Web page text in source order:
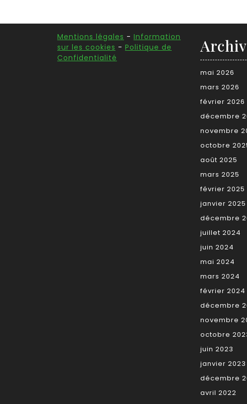
Mentions légales - Information
sur les cookies - Politique de
Confidentialité
mai 2026
mars 2026
février 2026
décembre
novembre
octobre
août 2025
mars 2025
février 2025
janvier 2025
décembre
juillet 2024
juin 2024
mai 2024
mars 2024
février 2024
décembre
novembre
octobre
juin 2023
janvier 2023
décembre
avril 2022